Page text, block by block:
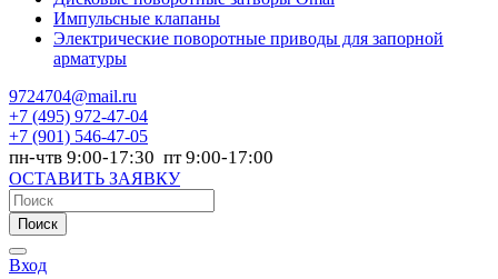
Импульсные клапаны
Электрические поворотные приводы для запорной
арматуры
9724704@mail.ru
+7 (495) 972-47-04
+7 (901) 546-47-05
пн-чтв 9:00-17:30 пт 9:00-17:00
ОСТАВИТЬ ЗАЯВКУ
Поиск
Вход